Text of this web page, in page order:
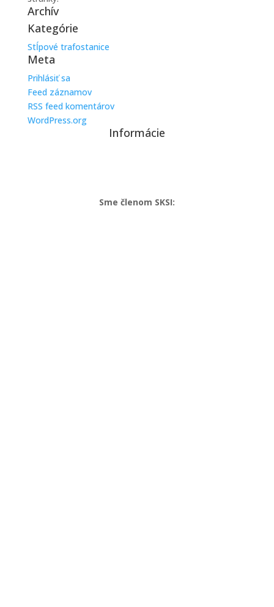
Archív
Kategórie
Stĺpové trafostanice
Meta
Prihlásiť sa
Feed záznamov
RSS feed komentárov
WordPress.org
Informácie
Sme členom SKSI: